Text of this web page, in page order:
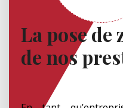
La pose de
de nos